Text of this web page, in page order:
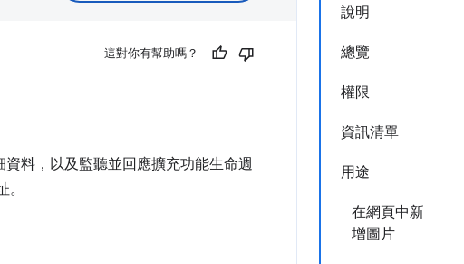
說明
總覽
權限
資訊清單
用途
在網頁中新
增圖片
這對你有幫助嗎？
料，以及監聽並回應擴充功能生命週